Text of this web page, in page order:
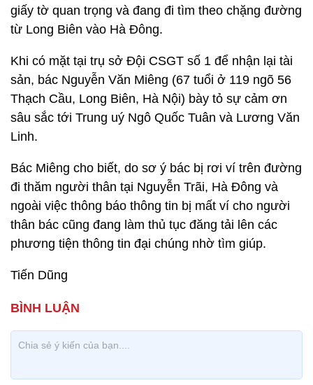
giấy tờ quan trọng và đang đi tìm theo chặng đường
từ Long Biên vào Hà Đông.
Khi có mặt tại trụ sở Đội CSGT số 1 để nhận lại tài
sản, bác Nguyễn Văn Miêng (67 tuổi ở 119 ngõ 56
Thạch Cầu, Long Biên, Hà Nội) bày tỏ sự cảm ơn
sâu sắc tới Trung uý Ngô Quốc Tuân và Lương Văn
Linh.
Bác Miêng cho biết, do sơ ý bác bị rơi ví trên đường
đi thăm người thân tại Nguyễn Trãi, Hà Đông và
ngoài việc thông báo thông tin bị mất ví cho người
thân bác cũng đang làm thủ tục đăng tải lên các
phương tiện thông tin đại chúng nhờ tìm giúp.
Tiến Dũng